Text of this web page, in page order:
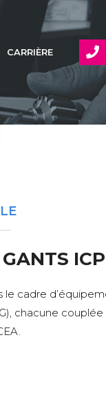
CARRIÈRE
ICP
le cadre
chacune